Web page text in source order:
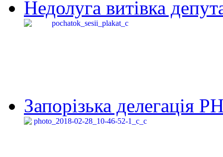
Недолуга витівка
Запорізька делегація